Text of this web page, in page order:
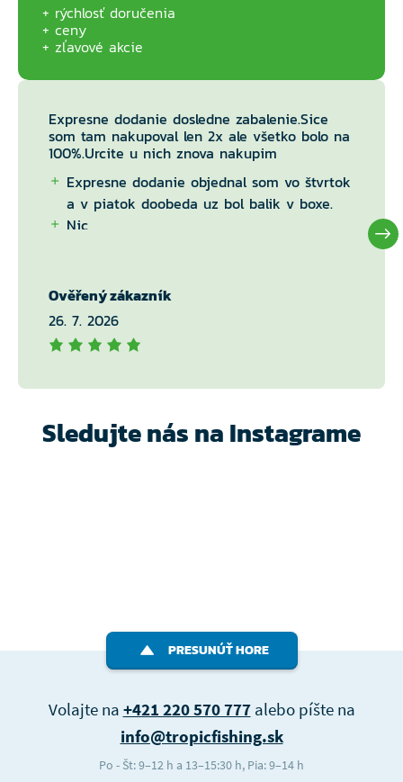
rýchlosť doručenia
ceny
zľavové akcie
Expresne dodanie dosledne zabalenie.Sice
som tam nakupoval len 2x ale všetko bolo na
100%.Urcite u nich znova nakupim
Expresne dodanie objednal som vo štvrtok
a v piatok doobeda uz bol balik v boxe.
Nic
Ověřený zákazník
26. 7. 2026
Sledujte nás na Instagrame
PRESUNÚŤ HORE
Volajte na +421 220 570 777alebo píšte na
info@tropicfishing.sk
Po - Št: 9–12 h a 13–15:30 h, Pia: 9–14 h